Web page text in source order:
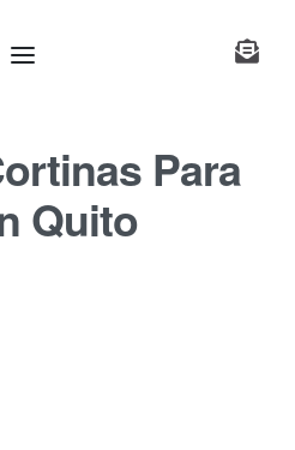
Para
Quito